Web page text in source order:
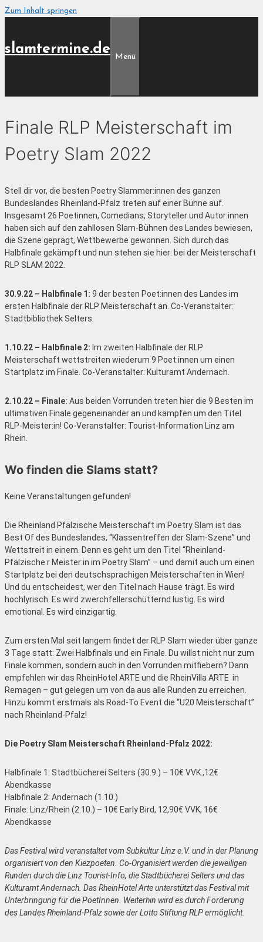
Zum Inhalt springen
slamtermine.de
Menü
Finale RLP Meisterschaft im
Poetry Slam 2022
Stell dir vor, die besten Poetry Slammer:innen des ganzen
Bundeslandes Rheinland-Pfalz treten auf einer Bühne auf.
Insgesamt 26 Poetinnen, Comedians, Storyteller und Autor:innen
haben sich auf den zahllosen Slam-Bühnen des Landes bewiesen,
die Szene geprägt, Wettbewerbe gewonnen. Sich durch das
Halbfinale gekämpft und nun stehen sie hier: bei der Meisterschaft
RLP SLAM 2022.
30.9.22 – Halbfinale 1: 9 der besten Poet:innen des Landes im
ersten Halbfinale der RLP Meisterschaft an. Co-Veranstalter:
Stadtbibliothek Selters.
1.10.22 – Halbfinale 2: Im zweiten Halbfinale der RLP
Meisterschaft wettstreiten wiederum 9 Poet:innen um einen
Startplatz im Finale. Co-Veranstalter: Kulturamt Andernach.
2.10.22 – Finale: Aus beiden Vorrunden treten hier die 9 Besten im
ultimativen Finale gegeneinander an und kämpfen um den Titel
RLP-Meister:in! Co-Veranstalter: Tourist-Information Linz am
Rhein.
Wo finden die Slams statt?
Keine Veranstaltungen gefunden!
Die Rheinland Pfälzische Meisterschaft im Poetry Slam ist das
Best Of des Bundeslandes, “Klassentreffen der Slam-Szene” und
Wettstreit in einem. Denn es geht um den Titel “Rheinland-
Pfälzische:r Meister:in im Poetry Slam” – und damit auch um einen
Startplatz bei den deutschsprachigen Meisterschaften in Wien!
Und du entscheidest, wer den Titel nach Hause trägt. Es wird
hochlyrisch. Es wird zwerchfellerschütternd lustig. Es wird
emotional. Es wird einzigartig.
Zum ersten Mal seit langem findet der RLP Slam wieder über ganze
3 Tage statt: Zwei Halbfinals und ein Finale. Du willst nicht nur zum
Finale kommen, sondern auch in den Vorrunden mitfiebern? Dann
empfehlen wir das RheinHotel ARTE und die RheinVilla ARTE in
Remagen – gut gelegen um von da aus alle Runden zu erreichen.
Hinzu kommt erstmals als Road-To Event die “U20 Meisterschaft”
nach Rheinland-Pfalz!
Die Poetry Slam Meisterschaft Rheinland-Pfalz 2022:
Halbfinale 1: Stadtbücherei Selters (30.9.) – 10€ VVK.,12€
Abendkasse
Halbfinale 2: Andernach (1.10.)
Finale: Linz/Rhein (2.10.) – 10€ Early Bird, 12,90€ VVK, 16€
Abendkasse
Das Festival wird veranstaltet vom Subkultur Linz e.V. und in der Planung
organisiert von den Kiezpoeten. Co-Organisiert werden die jeweiligen
Runden durch die Linz Tourist-Info, die Stadtbücherei Selters und das
Kulturamt Andernach. Das RheinHotel Arte unterstützt das Festival mit
Unterbringung für die PoetInnen. Weiterhin wird es durch Förderung
des Landes Rheinland-Pfalz sowie der Lotto Stiftung RLP ermöglicht.